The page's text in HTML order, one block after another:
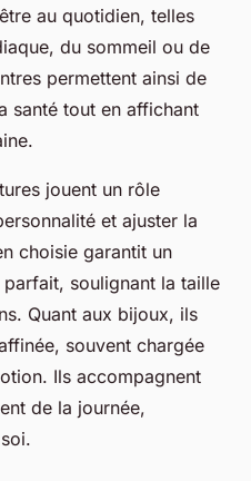
au quotidien, telles
du sommeil ou de
permettent ainsi de
santé tout en affichant
jouent un rôle
et ajuster la
choisie garantit un
soulignant la taille
Quant aux bijoux, ils
souvent chargée
Ils accompagnent
de la journée,